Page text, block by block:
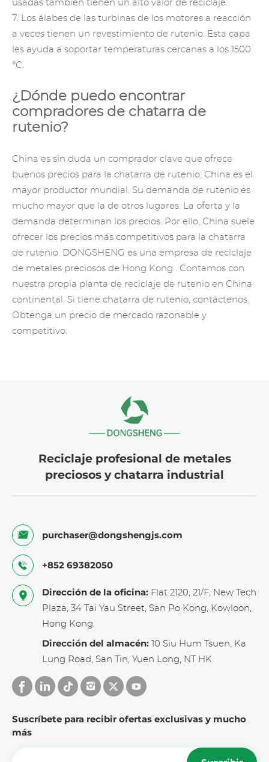
usadas también tienen un alto valor de reciclaje.
7. Los álabes de las turbinas de los motores a reacción
a veces tienen un revestimiento de rutenio. Esta capa
les ayuda a soportar temperaturas cercanas a los 1500
°C.
¿Dónde puedo encontrar
compradores de chatarra de
rutenio?
China es sin duda un comprador clave que ofrece
buenos precios para la chatarra de rutenio. China es el
mayor productor mundial. Su demanda de rutenio es
mucho mayor que la de otros lugares. La oferta y la
demanda determinan los precios. Por ello, China suele
ofrecer los precios más competitivos para la chatarra
de rutenio. DONGSHENG es una empresa de reciclaje
de metales preciosos de Hong Kong . Contamos con
nuestra propia planta de reciclaje de rutenio en China
continental. Si tiene chatarra de rutenio, contáctenos.
Obtenga un precio de mercado razonable y
competitivo.
Reciclaje profesional de metales
preciosos y chatarra industrial
purchaser@dongshengjs.com
+852 69382050
Dirección de la oficina: Flat 2120, 21/F, New Tech
Plaza, 34 Tai Yau Street, San Po Kong, Kowloon,
Hong Kong.
Dirección del almacén: 10 Siu Hum Tsuen, Ka
Lung Road, San Tin, Yuen Long, NT HK
Suscríbete para recibir ofertas exclusivas y mucho
más